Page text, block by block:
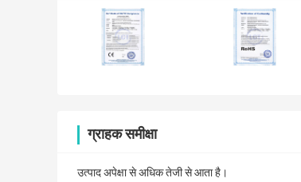
ग्राहक समीक्षा
उत्पाद अपेक्षा से अधिक तेजी से आता है।